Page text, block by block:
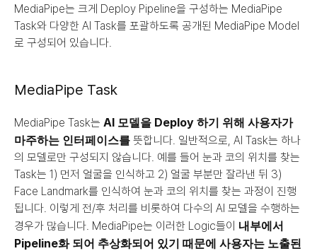
MediaPipe는 크게 Deploy Pipeline을 구성하는 MediaPipe
Task와 다양한 AI Task를 포괄하도록 공개된 MediaPipe Model
로 구성되어 있습니다.
MediaPipe Task
MediaPipe Task는 AI 모델을 Deploy 하기 위해 사용자가
마주하는 인터페이스를 뜻합니다. 일반적으로, AI Task는 하나
의 모델로만 구성되지 않습니다. 예를 들어 눈과 코의 위치를 찾는
Task는 1) 먼저 얼굴을 인식하고 2) 얼굴 부분만 잘라낸 뒤 3)
Face Landmark를 인식하여 눈과 코의 위치를 찾는 과정이 진행
됩니다. 이렇게 전/후 처리를 비롯하여 다수의 AI 모델을 수행하는
경우가 많습니다. MediaPipe는 이러한 Logic들이 내부에서
Pipeline화 되어 추상화되어 있기 때문에 사용자는 노출된